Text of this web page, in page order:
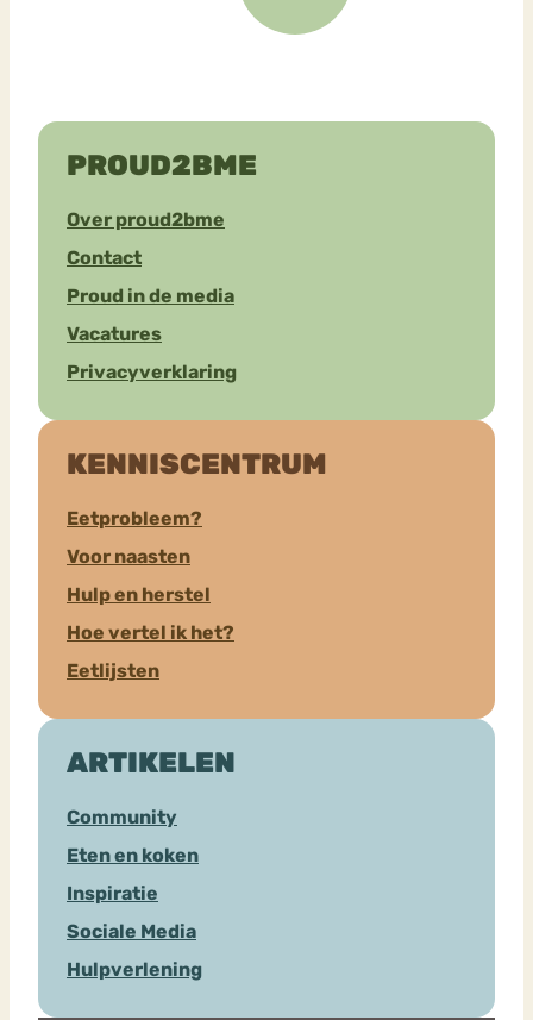
PROUD2BME
Over proud2bme
Contact
Proud in de media
Vacatures
Privacyverklaring
KENNISCENTRUM
Eetprobleem?
Voor naasten
Hulp en herstel
Hoe vertel ik het?
Eetlijsten
ARTIKELEN
Community
Eten en koken
Inspiratie
Sociale Media
Hulpverlening